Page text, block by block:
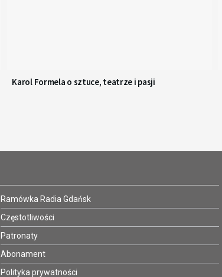
Karol Formela o sztuce, teatrze i pasji
Ramówka Radia Gdańsk
Częstotliwości
Patronaty
Abonament
Polityka prywatności